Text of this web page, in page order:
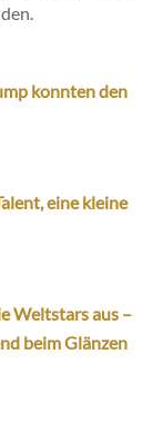
konnten den
eine kleine
Weltstars aus –
beim Glänzen